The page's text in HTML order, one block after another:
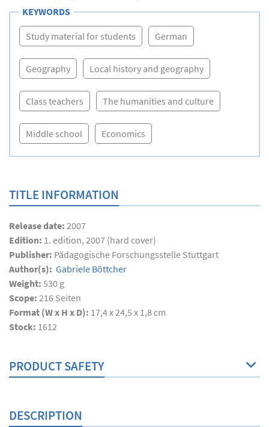
KEYWORDS
Study material for students German
Geography Local history and geography
Class teachers The humanities and culture
Middle school Economics
TITLE INFORMATION
Release date: 2007
Edition: 1. edition, 2007 (hard cover)
Publisher: Pädagogische Forschungsstelle Stuttgart
Author(s): Gabriele Böttcher
Weight: 530 g
Scope: 216 Seiten
Format (W x H x D): 17,4 x 24,5 x 1,8 cm
Stock: 1612
PRODUCT SAFETY
DESCRIPTION